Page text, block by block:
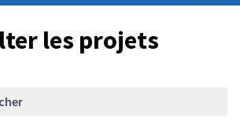
les projets